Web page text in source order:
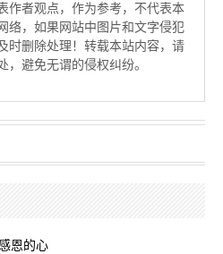
作者观点，作为参考，不代表本
络，如果网站中图片和文字侵犯
时删除处理！转载本站内容，请
，避免无谓的侵权纠纷。
恩的心